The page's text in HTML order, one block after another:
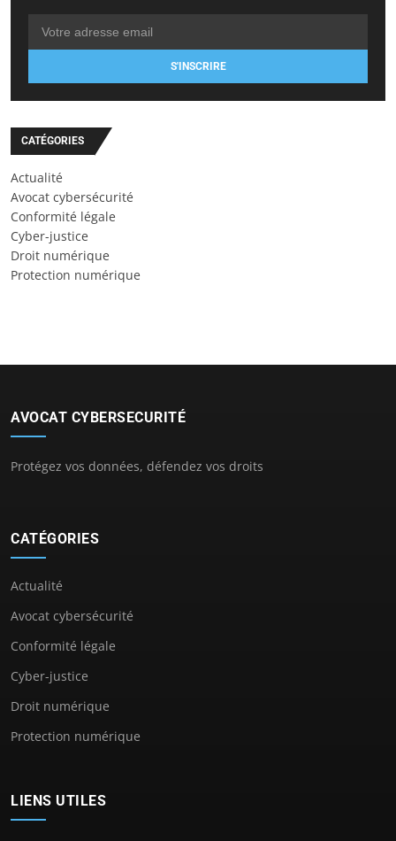
S'INSCRIRE
CATÉGORIES
Actualité
Avocat cybersécurité
Conformité légale
Cyber-justice
Droit numérique
Protection numérique
AVOCAT CYBERSECURITÉ
Protégez vos données, défendez vos droits
CATÉGORIES
Actualité
Avocat cybersécurité
Conformité légale
Cyber-justice
Droit numérique
Protection numérique
LIENS UTILES